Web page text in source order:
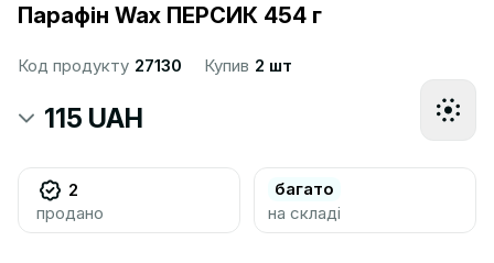
Парафін Wax ПЕРСИК 454 г
Код продукту 27130 Купив 2 шт
115 UAH
2
продано
багато
на складі